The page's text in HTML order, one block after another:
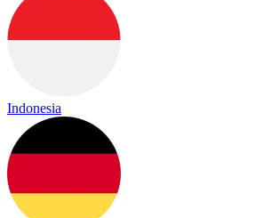
Indonesia